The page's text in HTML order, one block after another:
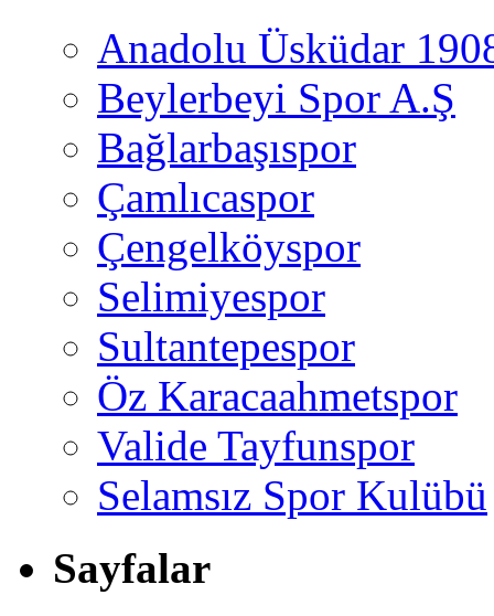
Anadolu Üsküdar
Beylerbeyi Spor A.Ş
Bağlarbaşıspor
Çamlıcaspor
Çengelköyspor
Selimiyespor
Sultantepespor
Öz Karacaahmetspor
Valide Tayfunspor
Selamsız Spor Kulübü
Sayfalar